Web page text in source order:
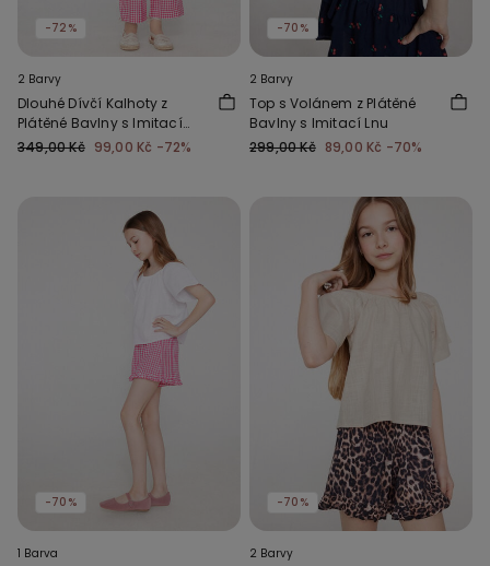
-72%
2 Barvy
Dlouhé Dívčí Kalhoty z
Plátěné Bavlny s Imitací
Lnu
349,00 Kč 99,00 Kč -72%
-70%
2 Barvy
Top s Volánem z Plátěné
Bavlny s Imitací Lnu
299,00 Kč 89,00 Kč -70%
-70%
1 Barva
-70%
2 Barvy